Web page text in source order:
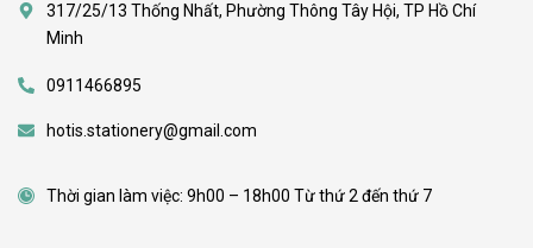
317/25/13 Thống Nhất, Phường Thông Tây Hội, TP Hồ Chí
Minh
0911466895
hotis.stationery@gmail.com
Thời gian làm việc: 9h00 – 18h00 Từ thứ 2 đến thứ 7